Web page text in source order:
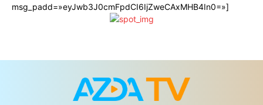
msg_padd=»eyJwb3J0cmFpdCI6IjZweCAxMHB4In0=»]